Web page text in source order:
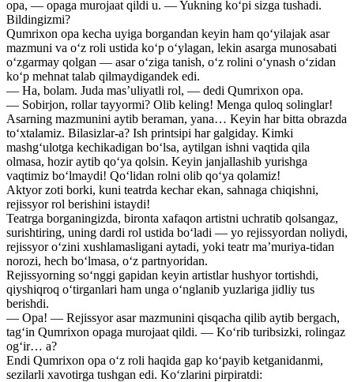
opa, — opaga murojaat qildi u. — Yukning ko‘pi sizga tushadi.
Bildingizmi?
Qumrixon opa kecha uyiga borgandan keyin ham qo‘yilajak asar
mazmuni va o‘z roli ustida ko‘p o‘ylagan, lekin asarga munosabati
o‘zgarmay qolgan — asar o‘ziga tanish, o‘z rolini o‘ynash o‘zidan
ko‘p mehnat talab qilmaydigandek edi.
— Ha, bolam. Juda mas’uliyatli rol, — dedi Qumrixon opa.
— Sobirjon, rollar tayyormi? Olib keling! Menga quloq solinglar!
Asarning mazmunini aytib beraman, yana… Keyin har bitta obrazda
to‘xtalamiz. Bilasizlar-a? Ish printsipi har galgiday. Kimki
mashg‘ulotga kechikadigan bo‘lsa, aytilgan ishni vaqtida qila
olmasa, hozir aytib qo‘ya qolsin. Keyin janjallashib yurishga
vaqtimiz bo‘lmaydi! Qo‘lidan rolni olib qo‘ya qolamiz!
Aktyor zoti borki, kuni teatrda kechar ekan, sahnaga chiqishni,
rejissyor rol berishini istaydi!
Teatrga borganingizda, bironta xafaqon artistni uchratib qolsangaz,
surishtiring, uning dardi rol ustida bo‘ladi — yo rejissyordan noliydi,
rejissyor o‘zini xushlamasligani aytadi, yoki teatr ma’muriya-tidan
norozi, hech bo‘lmasa, o‘z partnyoridan.
Rejissyorning so‘nggi gapidan keyin artistlar hushyor tortishdi,
qiyshiqroq o‘tirganlari ham unga o‘nglanib yuzlariga jidliy tus
berishdi.
— Opa! — Rejissyor asar mazmunini qisqacha qilib aytib bergach,
tag‘in Qumrixon opaga murojaat qildi. — Ko‘rib turibsizki, rolingaz
og‘ir… a?
Endi Qumrixon opa o‘z roli haqida gap ko‘payib ketganidanmi,
sezilarli xavotirga tushgan edi. Ko‘zlarini pirpiratdi: